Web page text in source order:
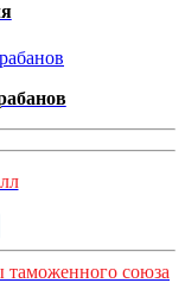
таможенного союза